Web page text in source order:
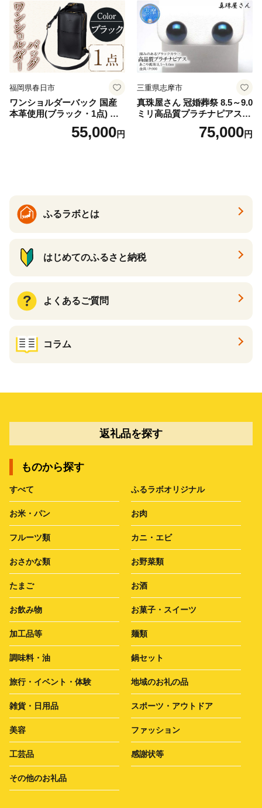
福岡県春日市
ワンショルダーバック 国産
本革使用(ブラック・1点) 鞄
バック バッグ カバン レザー
国産 日本製 牛革 黒 革 革製
55,000円
三重県志摩市
真珠屋さん 冠婚葬祭 8.5～9.0
ミリ高品質プラチナピアス P
t900 志摩産アコヤ真珠 ブラ
ックパール 黒真珠75,000円
ふるラボとは
はじめてのふるさと納税
よくあるご質問
コラム
返礼品を探す
ものから探す
すべて ふるラボオリジナル
お米・パン お肉
フルーツ類 カニ・エビ
おさかな類 お野菜類
たまご お酒
お飲み物 お菓子・スイーツ
加工品等 麺類
調味料・油 鍋セット
旅行・イベント・体験 地域のお礼の品
雑貨・日用品 スポーツ・アウトドア
美容 ファッション
工芸品 感謝状等
その他のお礼品